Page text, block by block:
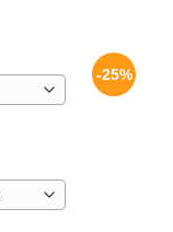
-25%